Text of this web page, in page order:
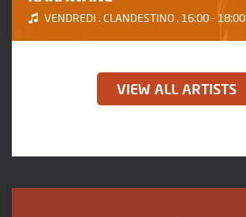
VENDREDI . CLANDESTINO . 16:00 - 18:00
VIEW ALL ARTISTS